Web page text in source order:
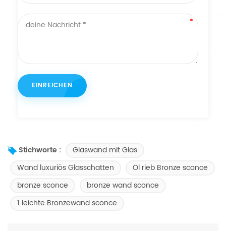
Stichworte :
Glaswand mit Glas
Wand luxuriös Glasschatten
Öl rieb Bronze sconce
bronze sconce
bronze wand sconce
1 leichte Bronzewand sconce